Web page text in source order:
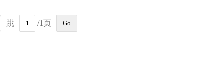
跳 /1页